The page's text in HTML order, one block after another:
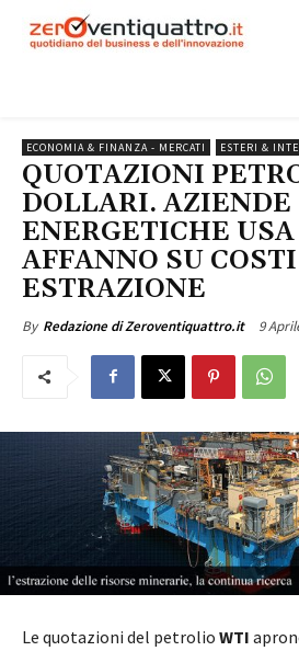
ECONOMIA & FINANZA - MERCATI ESTERI &
QUOTAZIONI
DOLLARI. AZIENDE
ENERGETICHE
AFFANNO SU
ESTRAZIONE
By Redazione di Zeroventiquattro.it 9
Le quotazioni del petrolio WTI